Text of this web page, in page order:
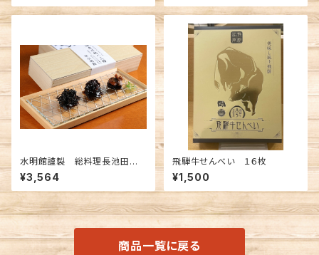
水明館謹製 総料理長池田監
修 舞昆3種詰合せ（昆布佃煮）
¥3,564
飛騨牛せんべい １６枚
¥1,500
商品一覧に戻る